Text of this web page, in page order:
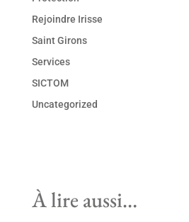
Rejoindre Irisse
Saint Girons
Services
SICTOM
Uncategorized
À lire aussi…